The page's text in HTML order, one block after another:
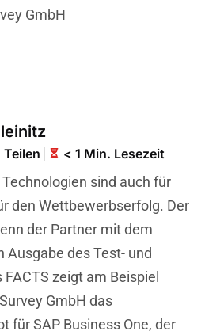
GmbH
Teilen < 1 Min. Lesezeit
sind auch für
den Wettbewerbserfolg. Der
der Partner mit dem
Ausgabe des Test- und
zeigt am Beispiel
GmbH das
für SAP Business One, der